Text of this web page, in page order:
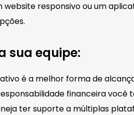
website responsivo ou um
sua equipe:
é a melhor forma de
financeira você
ter suporte a múltiplas